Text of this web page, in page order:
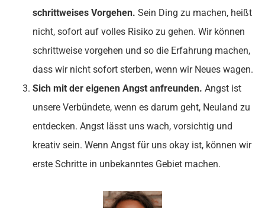
schrittweises Vorgehen. Sein Ding zu machen, heißt
nicht, sofort auf volles Risiko zu gehen. Wir können
schrittweise vorgehen und so die Erfahrung machen,
dass wir nicht sofort sterben, wenn wir Neues wagen.
Sich mit der eigenen Angst anfreunden. Angst ist
unsere Verbündete, wenn es darum geht, Neuland zu
entdecken. Angst lässt uns wach, vorsichtig und
kreativ sein. Wenn Angst für uns okay ist, können wir
erste Schritte in unbekanntes Gebiet machen.